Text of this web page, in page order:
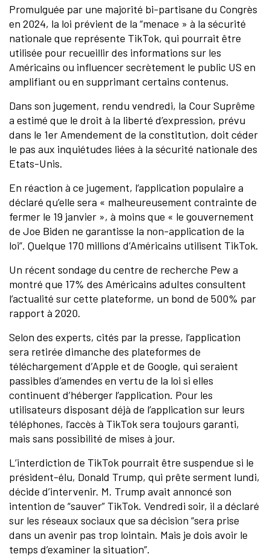
Promulguée par une majorité bi-partisane du Congrès
en 2024, la loi prévient de la “menace » à la sécurité
nationale que représente TikTok, qui pourrait être
utilisée pour recueillir des informations sur les
Américains ou influencer secrètement le public US en
amplifiant ou en supprimant certains contenus.
Dans son jugement, rendu vendredi, la Cour Suprême
a estimé que le droit à la liberté d’expression, prévu
dans le 1er Amendement de la constitution, doit céder
le pas aux inquiétudes liées à la sécurité nationale des
Etats-Unis.
En réaction à ce jugement, l’application populaire a
déclaré qu’elle sera « malheureusement contrainte de
fermer le 19 janvier », à moins que « le gouvernement
de Joe Biden ne garantisse la non-application de la
loi”. Quelque 170 millions d’Américains utilisent TikTok.
Un récent sondage du centre de recherche Pew a
montré que 17% des Américains adultes consultent
l’actualité sur cette plateforme, un bond de 500% par
rapport à 2020.
Selon des experts, cités par la presse, l’application
sera retirée dimanche des plateformes de
téléchargement d’Apple et de Google, qui seraient
passibles d’amendes en vertu de la loi si elles
continuent d’héberger l’application. Pour les
utilisateurs disposant déjà de l’application sur leurs
téléphones, l’accès à TikTok sera toujours garanti,
mais sans possibilité de mises à jour.
L’interdiction de TikTok pourrait être suspendue si le
président-élu, Donald Trump, qui prête serment lundi,
décide d’intervenir. M. Trump avait annoncé son
intention de “sauver” TikTok. Vendredi soir, il a déclaré
sur les réseaux sociaux que sa décision “sera prise
dans un avenir pas trop lointain. Mais je dois avoir le
temps d’examiner la situation”.